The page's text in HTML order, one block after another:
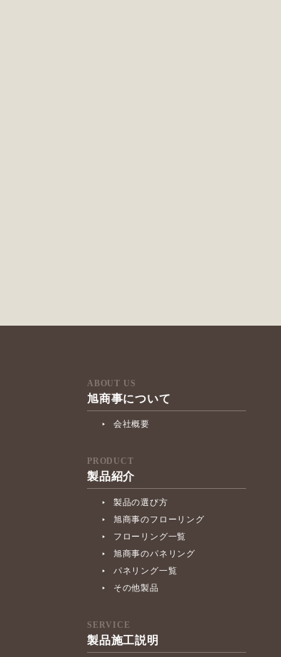
ABOUT US
旭商事について
会社概要
PRODUCT
製品紹介
製品の選び方
旭商事のフローリング
フローリング一覧
旭商事のパネリング
パネリング一覧
その他製品
SERVICE
製品施工説明